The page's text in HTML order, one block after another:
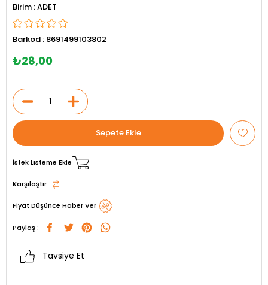
ADET
Barkod : 8691499103802
₺28,00
İstek Listeme Ekle
Karşılaştır
Fiyat Düşünce Haber Ver
Paylaş :
Tavsiye Et